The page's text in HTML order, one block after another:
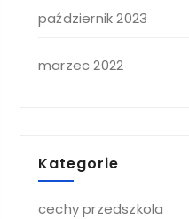
październik 2023
marzec 2022
Kategorie
cechy przedszkola